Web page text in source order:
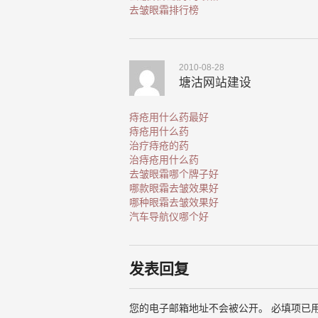
去皱眼霜排行榜
2010-08-28
塘沽网站建设
痔疮用什么药最好
痔疮用什么药
治疗痔疮的药
治痔疮用什么药
去皱眼霜哪个牌子好
哪款眼霜去皱效果好
哪种眼霜去皱效果好
汽车导航仪哪个好
发表回复
您的电子邮箱地址不会被公开。 必填项已